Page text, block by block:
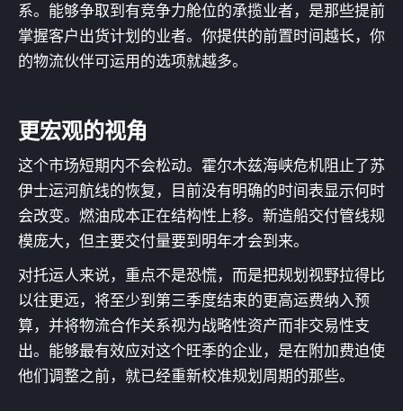
系。能够争取到有竞争力舱位的承揽业者，是那些提前
掌握客户出货计划的业者。你提供的前置时间越长，你
的物流伙伴可运用的选项就越多。
更宏观的视角
这个市场短期内不会松动。霍尔木兹海峡危机阻止了苏
伊士运河航线的恢复，目前没有明确的时间表显示何时
会改变。燃油成本正在结构性上移。新造船交付管线规
模庞大，但主要交付量要到明年才会到来。
对托运人来说，重点不是恐慌，而是把规划视野拉得比
以往更远，将至少到第三季度结束的更高运费纳入预
算，并将物流合作关系视为战略性资产而非交易性支
出。能够最有效应对这个旺季的企业，是在附加费迫使
他们调整之前，就已经重新校准规划周期的那些。